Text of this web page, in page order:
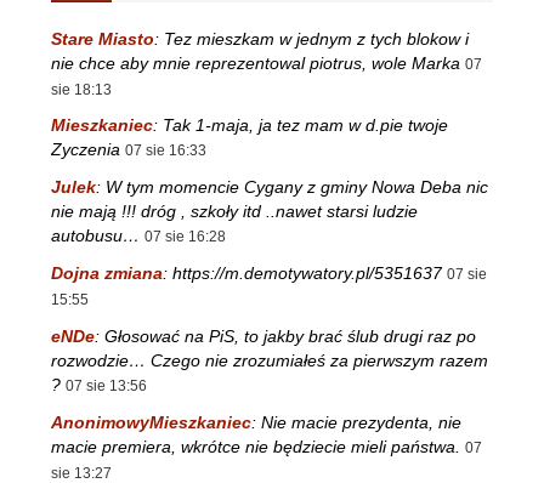
Stare Miasto: Tez mieszkam w jednym z tych blokow i
nie chce aby mnie reprezentowal piotrus, wole Marka 07
sie 18:13
Mieszkaniec: Tak 1-maja, ja tez mam w d.pie twoje
Zyczenia 07 sie 16:33
Julek: W tym momencie Cygany z gminy Nowa Deba nic
nie mają !!! dróg , szkoły itd ..nawet starsi ludzie
autobusu… 07 sie 16:28
Dojna zmiana: https://m.demotywatory.pl/5351637 07 sie
15:55
eNDe: Głosować na PiS, to jakby brać ślub drugi raz po
rozwodzie… Czego nie zrozumiałeś za pierwszym razem
? 07 sie 13:56
AnonimowyMieszkaniec: Nie macie prezydenta, nie
macie premiera, wkrótce nie będziecie mieli państwa.
07
sie 13:27